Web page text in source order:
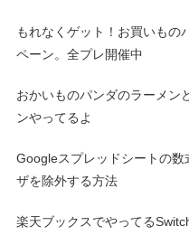
もれなくゲット！お買いもの
ペーン。全プレ開催中
おかいものパンダのラーメン
ンやってるよ
Googleスプレッドシートの
ザを除外する方法
楽天ブックスでやってる